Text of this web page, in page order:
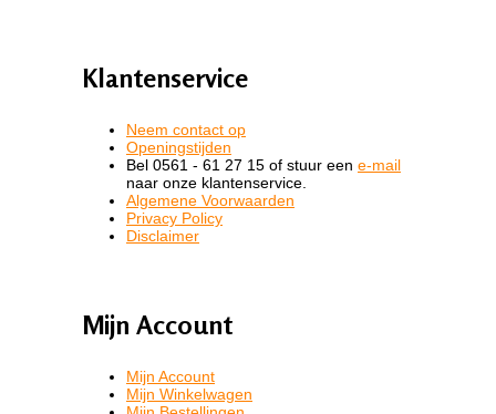
Klantenservice
Neem contact op
Openingstijden
Bel 0561 - 61 27 15 of stuur een e-mail
naar onze klantenservice.
Algemene Voorwaarden
Privacy Policy
Disclaimer
Mijn Account
Mijn Account
Mijn Winkelwagen